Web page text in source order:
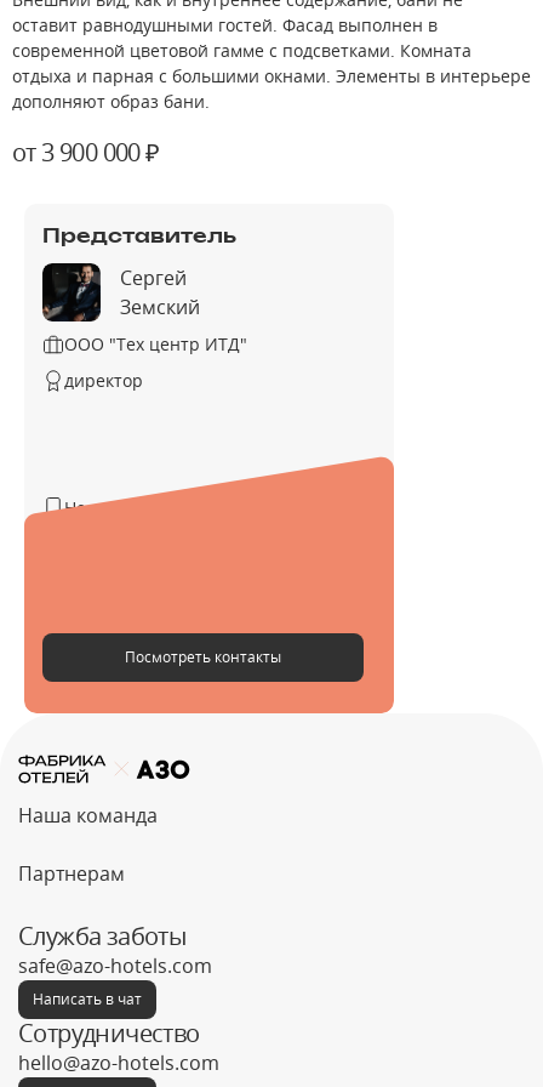
оставит равнодушными гостей. Фасад выполнен в
современной цветовой гамме с подсветками. Комната
отдыха и парная с большими окнами. Элементы в интерьере
дополняют образ бани.
от 3 900 000 ₽
Представитель
Сергей
Земский
ООО "Тех центр ИТД"
директор
Не указан
Посмотреть контакты
Наша команда
Партнерам
Служба заботы
safe@azo-hotels.com
Написать в чат
Сотрудничество
hello@azo-hotels.com